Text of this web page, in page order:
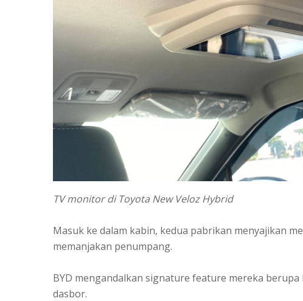
TV monitor di Toyota New Veloz Hybrid
Masuk ke dalam kabin, kedua pabrikan menyajikan
memanjakan penumpang.
BYD mengandalkan signature feature mereka
dasbor.